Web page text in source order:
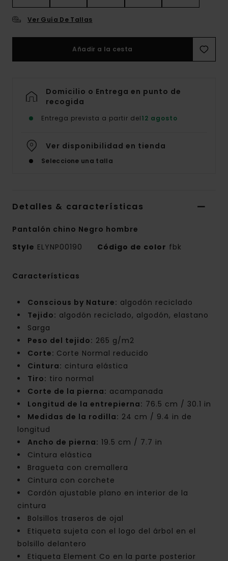
Ver Guía De Tallas
Añadir a la cesta
Domicilio o Entrega en punto de
recogida
Entrega prevista a partir del12 agosto
Ver disponibilidad en tienda
Seleccione una talla
Detalles & características
Pantalón chino Negro hombre
Style ELYNP00190 Código de color fbk
Características
Conscious by Nature: algodón reciclado
Tejido: algodón reciclado, algodón, elastano
Sarga
Peso del tejido: 265 g/m2
Corte: Corte Normal reducido
Cintura: cintura elástica
Tiro: tiro normal
Corte de la pierna: acampanada
Longitud de la entrepierna: 76.5 cm / 30.1 in
Medidas de la rodilla: 24 cm / 9.4 in de
longitud
Ancho de pierna: 19.5 cm / 7.7 in
Cintura elástica
Bragueta con cremallera
Cintura con corchete
Cordón ajustable plano en interior de la
cintura
Bolsillos traseros de ojal
Etiqueta sujeta con el logo del árbol en el
bolsillo delantero
Etiqueta Element Co en la parte posterior